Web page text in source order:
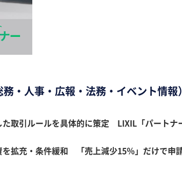
・人事・広報・法務・イベント情報）
取引ルールを具体的に策定 LIXIL「パートナ
を拡充・条件緩和 「売上減少15％」だけで申